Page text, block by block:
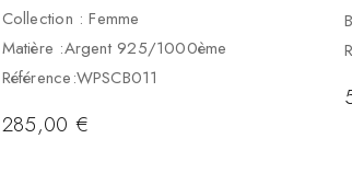
Collection : Femme
Matière :Argent 925/1000ème
Référence:WPSCB011
285,00€